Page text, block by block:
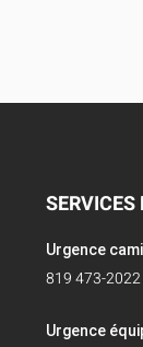
SERVICES
Urgence
819 473-2022
Urgence